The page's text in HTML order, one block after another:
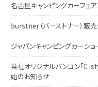
名古屋キャンピングカーフェ
burstner（バーストナー）販
ジャパンキャンピングカーシ
当社オリジナルバンコン「C-
始のお知らせ